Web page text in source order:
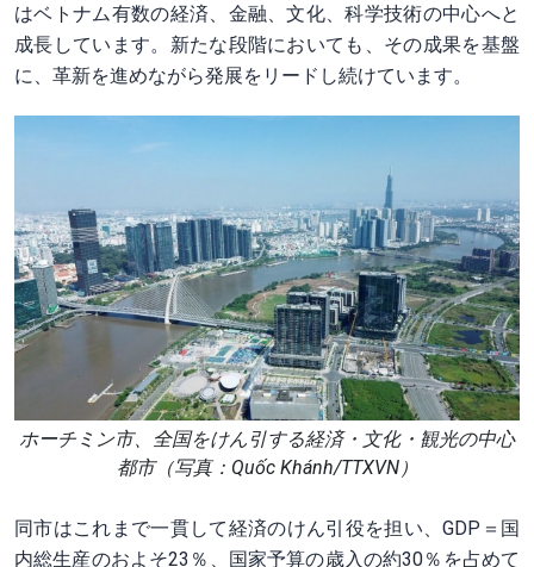
はベトナム有数の経済、金融、文化、科学技術の中心へと
成長しています。新たな段階においても、その成果を基盤
に、革新を進めながら発展をリードし続けています。
ホーチミン市、全国をけん引する経済・文化・観光の中心
都市（写真：Quốc Khánh/TTXVN）
同市はこれまで一貫して経済のけん引役を担い、GDP＝国
内総生産のおよそ23％、国家予算の歳入の約30％を占めて